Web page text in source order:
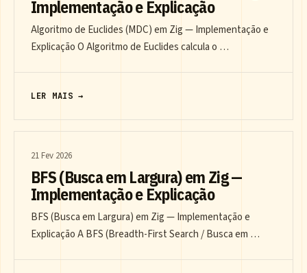
Implementação e Explicação
Algoritmo de Euclides (MDC) em Zig — Implementação e
Explicação O Algoritmo de Euclides calcula o …
LER MAIS →
21 Fev 2026
BFS (Busca em Largura) em Zig —
Implementação e Explicação
BFS (Busca em Largura) em Zig — Implementação e
Explicação A BFS (Breadth-First Search / Busca em …